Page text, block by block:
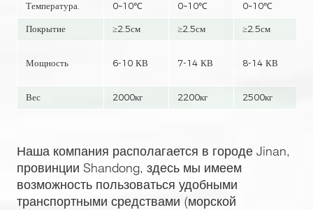
Температура. 0~10℃ 0~10℃ 0~10℃
Покрытие ≥2.5см ≥2.5см ≥2.5см
Мощность 6-10 КВ 7-14 КВ 8-14 КВ
Вес 2000кг 2200кг 2500кг
Наша компания располагается в городе Jinan,
провинции Shandong, здесь мы имеем
возможность пользоваться удобными
транспортными средствами (морской